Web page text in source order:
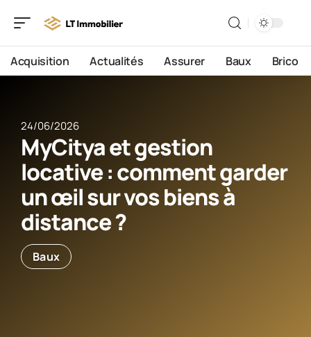
Acquisition Actualités Assurer Baux Brico
24/06/2026
MyCitya et gestion
locative : comment garder
un œil sur vos biens à
distance ?
Baux